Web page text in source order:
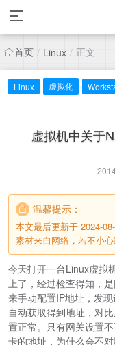
首页 / Linux / 正文
Linux 虚拟化
虚拟机中关于
温馨提示：
本文最后更新于 2024-
素材来自网络，若不小
今天打开一台Linux虚拟
上了，经过检查得知，
来手动配置IP地址，发
自动获取得到地址，对
置正常。只有网关设置
卡的地址，为什么会不